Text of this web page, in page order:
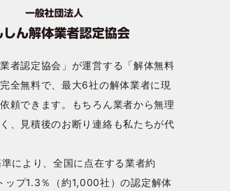
業者認定協会」が運営する「解体無料
全無料で、最大6社の解体業者に現
頼できます。もちろん業者から無理
、見積後のお断り連絡も私たちが代
により、全国に点在する業者約
プ1.3％（約1,000社）の認定解体